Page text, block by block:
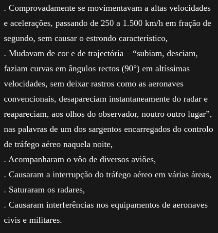
. Comprovadamente se movimentavam a altas velocidades
e acelerações, passando de 250 a 1.500 km/h em fração de
segundo, sem causar o estrondo característico,
. Mudavam de cor e de trajectória – “subiam, desciam,
faziam curvas em ângulos rectos (90°) em altíssimas
velocidades, sem deixar rastros como as aeronaves
convencionais, desapareciam instantaneamente do radar e
reapareciam, aos olhos do observador, noutro outro lugar”,
nas palavras de um dos sargentos encarregados do controlo
de tráfego aéreo naquela noite,
. Acompanharam o vôo de diversos aviões,
. Causaram a interrupção do tráfego aéreo em várias áreas,
. Saturaram os radares,
. Causaram interferências nos equipamentos de aeronaves
civis e militares.